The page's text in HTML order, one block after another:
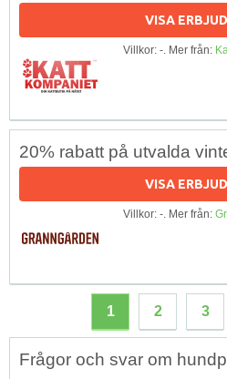
VISA
Villkor: -. Mer från:
20% rabatt på utvalda
VISA
Villkor: -. Mer från:
1 2 3
Frågor och svar om